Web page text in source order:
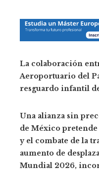
La colaboración
Aeroportuario del
resguardo infantil
Una alianza sin
de México
y el combate de la
aumento de
Mundial 2026,